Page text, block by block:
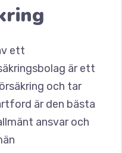
ett
är ett
och tar
är den bästa
ansvar och